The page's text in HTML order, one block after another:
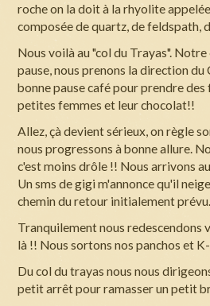
roche on la doit à la rhyolite
composée de quartz, de feldspath,
Nous voilà au "col du Trayas".
pause, nous prenons la direction
bonne pause café pour prendre
petites femmes et leur chocolat!!
Allez, çà devient sérieux, on règle
nous progressons à bonne allure.
c'est moins drôle !! Nous arrivons
Un sms de gigi m'annonce qu'il
chemin du retour initialement prévu.
Tranquilement nous redescendons
là !! Nous sortons nos panchos et
Du col du trayas nous nous
petit arrêt pour ramasser un petit